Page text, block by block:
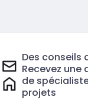
Des conseils
Recevez
de
projets